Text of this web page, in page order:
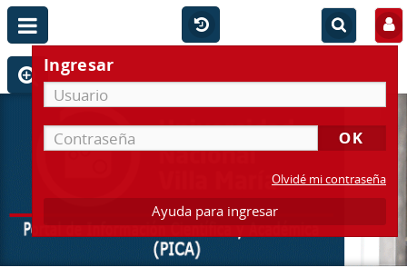
Ingresar
Olvidé mi contraseña
Ayuda para ingresar